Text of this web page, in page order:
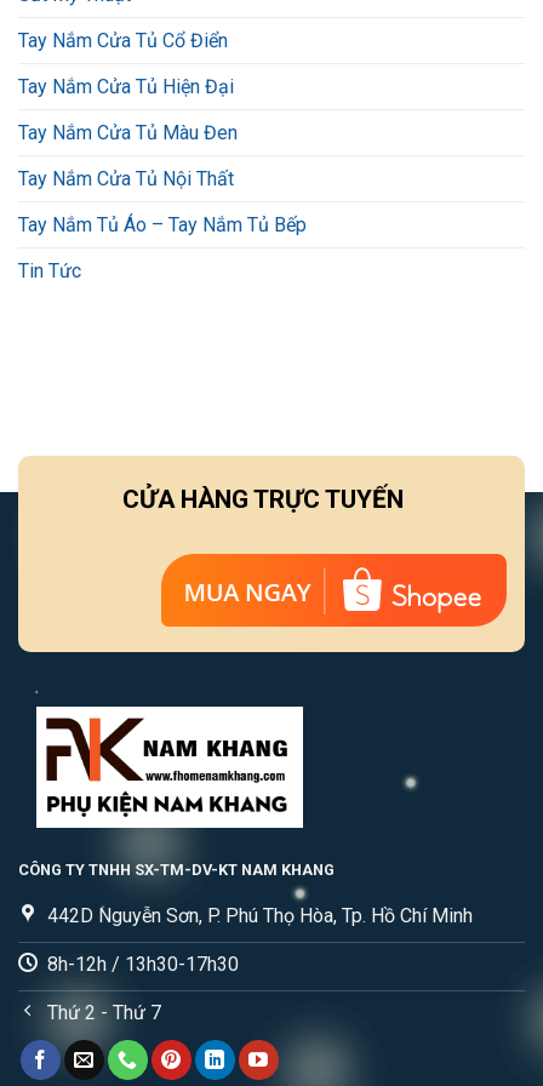
Tay Nắm Cửa Tủ Cổ Điển
Tay Nắm Cửa Tủ Hiện Đại
Tay Nắm Cửa Tủ Màu Đen
Tay Nắm Cửa Tủ Nội Thất
Tay Nắm Tủ Áo – Tay Nắm Tủ Bếp
Tin Tức
CỬA HÀNG TRỰC TUYẾN
CÔNG TY TNHH SX-TM-DV-KT NAM KHANG
442D Nguyễn Sơn, P. Phú Thọ Hòa, Tp. Hồ Chí Minh
8h-12h / 13h30-17h30
Thứ 2 - Thứ 7